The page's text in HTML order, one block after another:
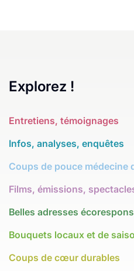
Explorez !
Entretiens, témoignages
Infos, analyses, enquêtes
Coups de pouce médecine
Films, émissions,
Belles adresses
Bouquets locaux et de
Coups de cœur durables